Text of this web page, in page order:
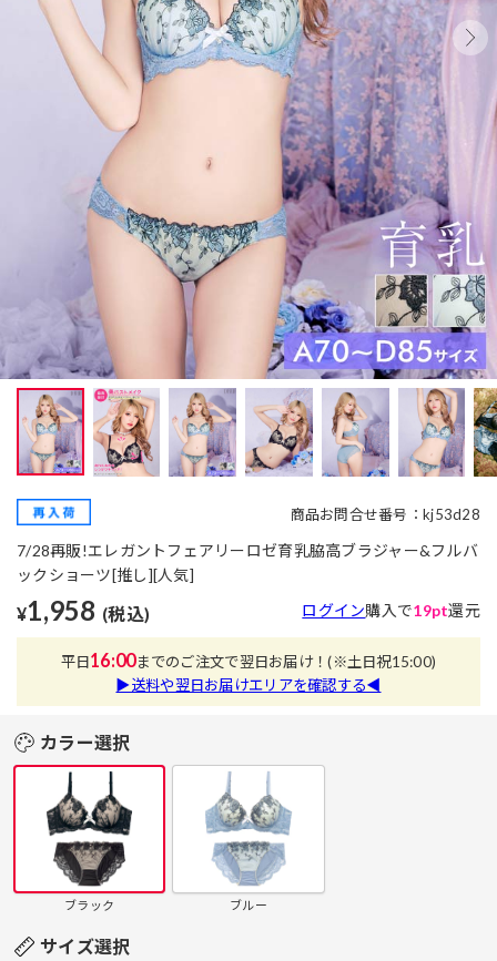
商品お問合せ番号：kj53d28
7/28再販!エレガントフェアリーロゼ育乳脇高ブラジャー&フルバ
ックショーツ[推し][人気]
¥1,958 (税込) ログイン購入で19pt還元
平日16:00までのご注文で翌日お届け！(※土日祝15:00)
▶送料や翌日お届けエリアを確認する◀
カラー選択
ブラック ブルー
サイズ選択